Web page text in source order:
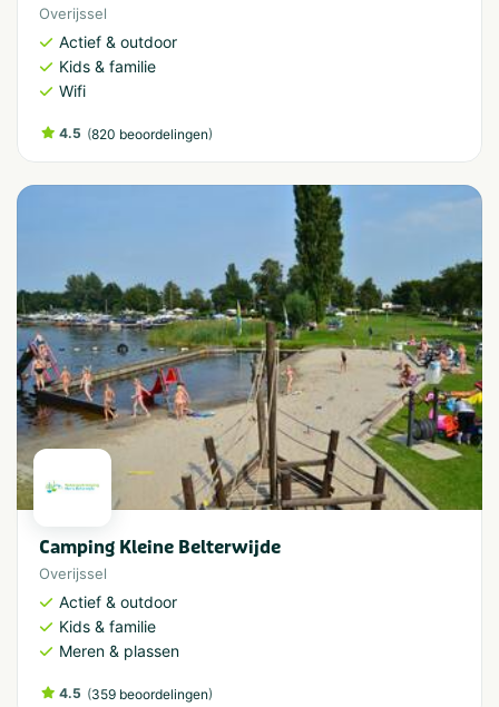
Overijssel
Actief & outdoor
Kids & familie
Wifi
4.5 (820 beoordelingen)
Camping Kleine Belterwijde
Overijssel
Actief & outdoor
Kids & familie
Meren & plassen
4.5 (359 beoordelingen)